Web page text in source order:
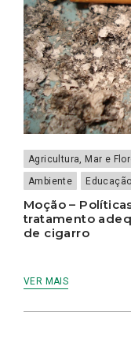
Agricultura, Mar e
Ambiente
Educação
Moção –
tratamento
de cigarro
VER MAIS